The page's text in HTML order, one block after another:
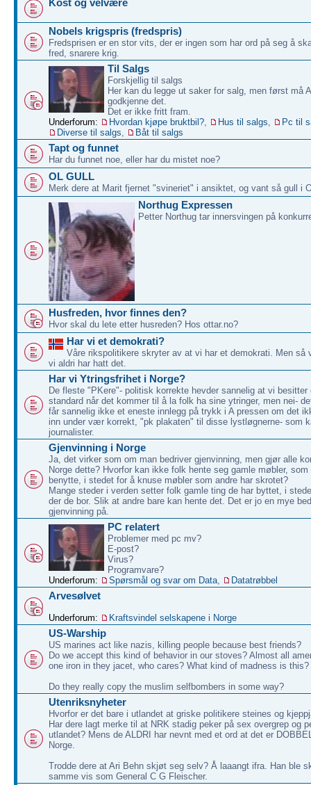
Kost og velvære
Nobels krigspris (fredspris)
Fredsprisen er en stor vits, der er ingen som har ord på seg å
fred, snarere krig.
Til Salgs
Forskjellig til salgs
Her kan du legge ut saker for salg, men først må
godkjenne det.
Det er ikke fritt fram.
Underforum:
Hvordan kjøpe bruktbil?, Hus til salgs,
Pc til
Diverse til salgs, Båt til salgs
Tapt og funnet
Har du funnet noe, eller har du mistet noe?
OL GULL
Merk dere at Marit fjernet "svineriet" i ansiktet, og vant så gull i
Northug Expressen
Petter Northug tar innersvingen på
Husfreden, hvor finnes den?
Hvor skal du lete etter husreden? Hos ottar.no?
Har vi et demokrati?
Våre rikspolitikere skryter av at vi har et demokrati. Men så
vi aldri har hatt det.
Har vi Ytringsfrihet i Norge?
De fleste "PKere"- politisk korrekte hevder sannelig at vi besitter
standard når det kommer til å la folk ha sine ytringer, men nei-
får sannelig ikke et eneste innlegg på trykk i A pressen om det
inn under vær korrekt, "pk plakaten" til disse lystløgnerne- som
journalister.
Gjenvinning i Norge
Ja, det virker som om man bedriver gjenvinning, men gjør alle
Norge dette? Hvorfor kan ikke folk hente seg gamle møbler, som
benytte, i stedet for å knuse møbler som andre har skrotet?
Mange steder i verden setter folk gamle ting de har byttet, i
der de bor. Slik at andre bare kan hente det. Det er jo en mye
gjenvinning på.
PC relatert
Problemer med pc mv?
E-post?
Virus?
Programvare?
Underforum:
Spørsmål og svar om Data, Datatrøbbel
Arvesølvet
Underforum: Kraftsvindel selskapene i Norge
US-Warship
US marines act like nazis, killing people because best friends?
Do we accept this kind of behavior in our stoves? Almost all
one iron in they jacet, who cares? What kind of madness is this?
Do they really copy the muslim selfbombers in some way?
Utenriksnyheter
Hvorfor er det bare i utlandet at griske politikere steines og
Har dere lagt merke til at NRK stadig peker på sex overgrep og
utlandet? Mens de ALDRI har nevnt med et ord at det er
Norge.
Trodde dere at Ari Behn skjøt seg selv? Å laaangt ifra. Han ble
samme vis som General C G Fleischer.